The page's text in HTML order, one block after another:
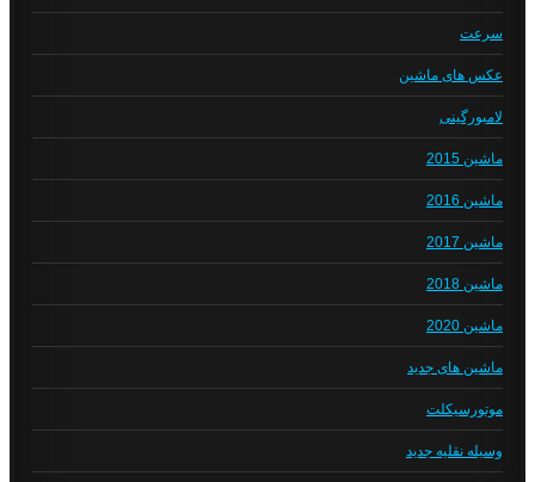
سرعت
عکس های ماشین
لامبورگینی
ماشین 2015
ماشین 2016
ماشین 2017
ماشین 2018
ماشین 2020
ماشین های جدید
موتورسیکلت
وسیله نقلیه جدید